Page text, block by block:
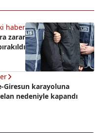
haber
zarar
Giresun karayoluna
nedeniyle kapandı